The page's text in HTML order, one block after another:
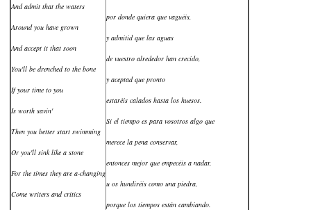
And admit that the waters
Around you have grown
And accept it that soon
You'll be drenched to the bone
If your time to you
Is worth savin'
Then you better start swimming
Or you'll sink like a stone
For the times they are a-changing
Come writers and critics
por donde quiera que vaguéis,
y admitid que las aguas
de vuestro alrededor han crecido,
y aceptad que pronto
estaréis calados hasta los huesos.
Si el tiempo es para vosotros algo que
merece la pena conservar,
entonces mejor que empecéis a nadar,
u os hundiréis como una piedra,
porque los tiempos están cambiando.